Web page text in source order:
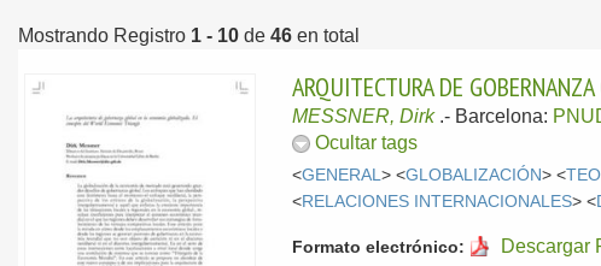
Mostrando Registro 1 - 10 de 46 en total
ARQUITECTURA DE
MESSNER, Dirk .- Barcelona:
Ocultar tags
<GENERAL> <GLOBALIZACIÓN> <
<RELACIONES INTERNACIONALES> <
Formato electrónico: Descargar